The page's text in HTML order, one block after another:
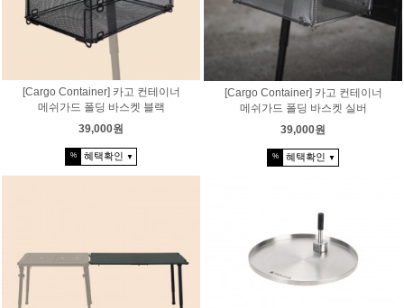
[Cargo Container] 카고 컨테이너
메쉬가드 폴딩 바스켓 블랙
39,000원
% 혜택확인 ▼
[Cargo Container] 카고 컨테이너
메쉬가드 폴딩 바스켓 실버
39,000원
% 혜택확인 ▼